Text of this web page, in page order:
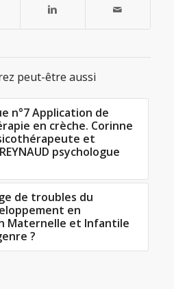
peut-être aussi
n°7 Application de
en crèche. Corinne
et
psychologue
de troubles du
en
Maternelle et Infantile
?